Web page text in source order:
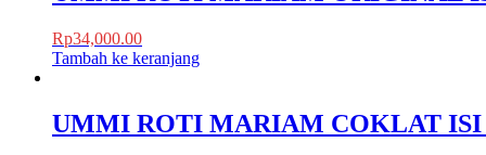
Rp34,000.00
Tambah ke keranjang
UMMI ROTI MARIAM COKLAT ISI